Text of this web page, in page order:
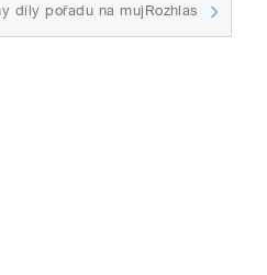
díly pořadu na mujRozhlas